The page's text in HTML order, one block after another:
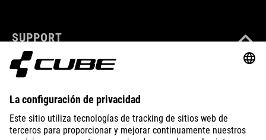
SUPPORT
ABOUT US
EXPLORE